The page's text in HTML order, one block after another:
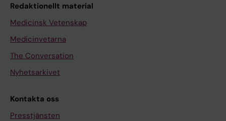
Redaktionellt material
Medicinsk Vetenskap
Medicinvetarna
The Conversation
Nyhetsarkivet
Kontakta oss
Presstjänsten